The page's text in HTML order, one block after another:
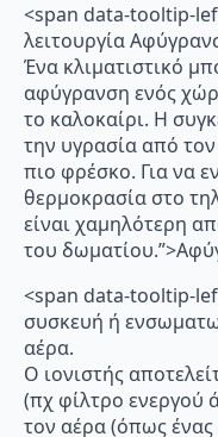
<span data-tooltip-
λειτουργία
Ένα κλιματιστικό
αφύγρανση ενός
το καλοκαίρι. Η
την υγρασία από
πιο φρέσκο. Για να
θερμοκρασία στο
είναι χαμηλότερη
του
<span data-tooltip-
συσκευή ή
αέρα.
Ο ιονιστής
(πχ φίλτρο ενεργού
τον αέρα (όπως ένας